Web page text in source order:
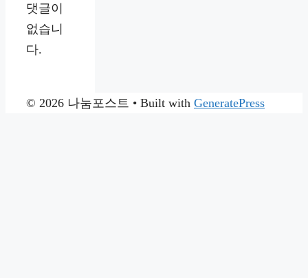
댓글이
없습니
다.
© 2026 나눔포스트 • Built with GeneratePress